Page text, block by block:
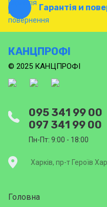
Гарантія и
КАНЦПРОФІ
© 2025 КАНЦПРОФІ
095 341 99 00
097 341 99 00
Пн-Пт: 9:00 - 18:00
Харків, пр-т Героїв
Головна